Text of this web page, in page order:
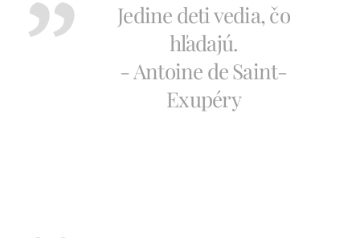
Jedine deti vedia, čo
hľadajú.
- Antoine de Saint-
Exupéry